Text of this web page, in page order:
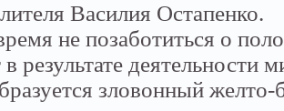
Bасилия Oстапенко.
не позаботиться о
результате деятельности
зловонный